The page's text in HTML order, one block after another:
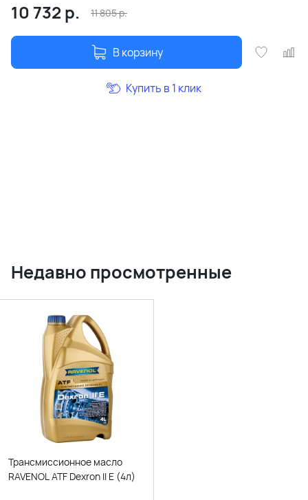
10 732 р. 11 805р.
В корзину
Купить в 1 клик
Недавно просмотренные
Трансмиссионное масло
RAVENOL ATF Dexron II E (4л)